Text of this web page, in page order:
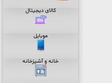
کالای دیجیتال
موبایل
خانه و آشپزخانه